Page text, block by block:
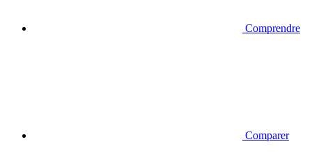
Comprendre
Comparer